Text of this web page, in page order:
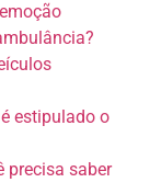
estipulado o
precisa saber